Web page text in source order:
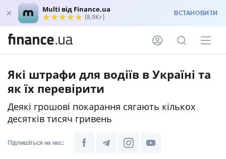
Multi від Finance.ua
(8,9K+) ВСТАНОВИТИ
Які штрафи для водіїв в Україні та
як їх перевірити
Деякі грошові покарання сягають кількох
десятків тисяч гривень
Підпишіться на нас: